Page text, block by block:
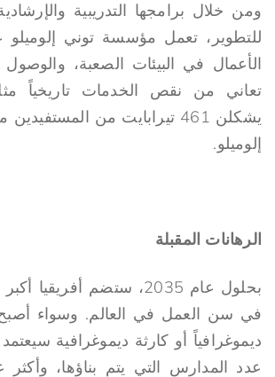
ومن خلال برامجها التدريبية
للتطوير، تعمل مؤسسة توني إلوميلو
الأعمال في البيئات الصعبة، والوصول
تعاني من نقص الخدمات تاريخياً
يشكلن 461 تيرابايت من
إلوميلو.
الرهانات المقبلة
بحلول عام 2035، ستضم
في سن العمل في العالم. وسواء أصبح
ديموغرافياً أو كارثة ديموغرافية
عدد المدارس التي يتم بناؤها،